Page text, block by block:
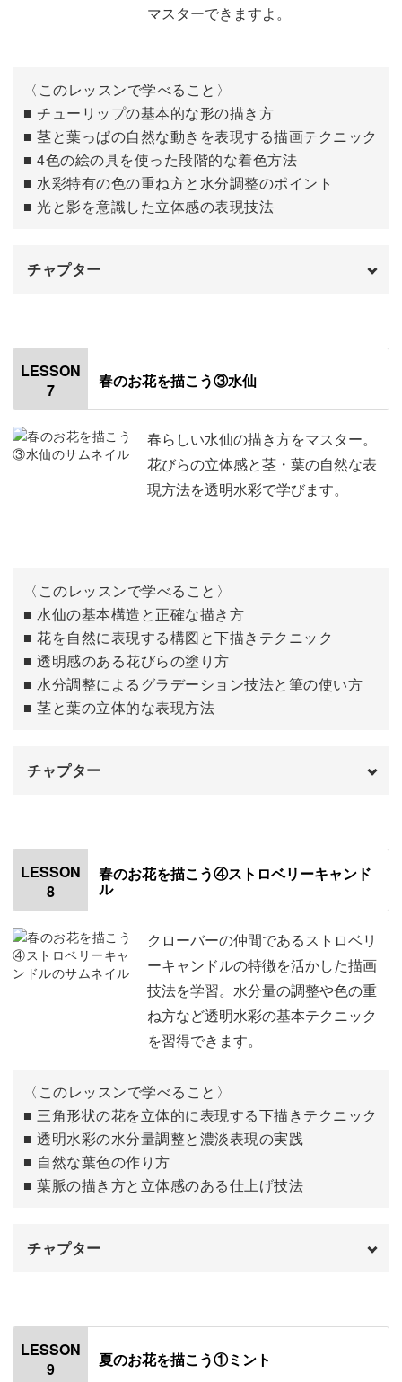
マスターできますよ。
〈このレッスンで学べること〉
■ チューリップの基本的な形の描き方
■ 茎と葉っぱの自然な動きを表現する描画テクニック
■ 4色の絵の具を使った段階的な着色方法
■ 水彩特有の色の重ね方と水分調整のポイント
■ 光と影を意識した立体感の表現技法
チャプター
チューリップの下描きをする
花の色を塗る
茎と葉っぱの色を塗る 12:40
15:31
LESSON
7
春のお花を描こう③水仙
春らしい水仙の描き方をマスター。
花びらの立体感と茎・葉の自然な表
現方法を透明水彩で学びます。
〈このレッスンで学べること〉
■ 水仙の基本構造と正確な描き方
■ 花を自然に表現する構図と下描きテクニック
■ 透明感のある花びらの塗り方
■ 水分調整によるグラデーション技法と筆の使い方
■ 茎と葉の立体的な表現方法
チャプター
水仙の下描きを描く
花びらの色を塗る
茎と葉っぱの色を塗る 10:29
仕上げる 14:01
LESSON
8
春のお花を描こう④ストロベリーキャンド
ル
クローバーの仲間であるストロベリ
ーキャンドルの特徴を活かした描画
技法を学習。水分量の調整や色の重
ね方など透明水彩の基本テクニック
を習得できます。
〈このレッスンで学べること〉
■ 三角形状の花を立体的に表現する下描きテクニック
■ 透明水彩の水分量調整と濃淡表現の実践
■ 自然な葉色の作り方
■ 葉脈の描き方と立体感のある仕上げ技法
チャプター
ストロベリーキャンドルの下描きを描く
花の色を塗る
LESSON
9
夏のお花を描こう①ミント